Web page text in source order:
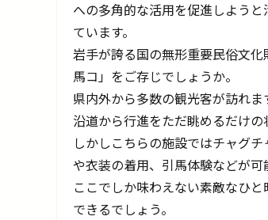
への多角的な活用を促進しよう
ています。
岩手が誇る国の無形重要民俗文
馬コ」をご存じでしょうか。
県内外から多数の観光客が訪れま
沿道から行進をただ眺めるだけの
しかしこちらの施設ではチャグ
や衣装の着用、引馬体験などが可
ここでしか味わえない素敵なひ
できるでしょう。